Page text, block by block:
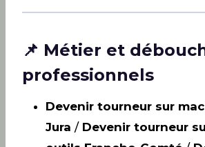
📌 Métier et
professionnels
Devenir tourneur sur
Jura / Devenir tourneur